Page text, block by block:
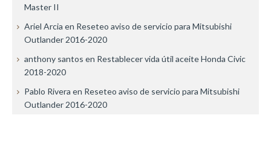
Master II
Ariel Arcia en Reseteo aviso de servicio para Mitsubishi
Outlander 2016-2020
anthony santos en Restablecer vida útil aceite Honda Civic
2018-2020
Pablo Rivera en Reseteo aviso de servicio para Mitsubishi
Outlander 2016-2020